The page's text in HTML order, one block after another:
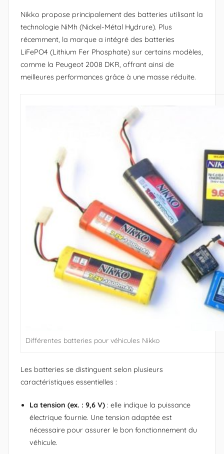
n
d
r
r
N
i
k
k
o
M
a
)
Nikko propose principalement des batteries utilisant la
technologie NiMh (Nickel-Métal Hydrure). Plus
récemment, la marque a intégré des batteries
LiFePO4 (Lithium Fer Phosphate) sur certains modèles,
comme la Peugeot 2008 DKR, offrant ainsi de
meilleures performances grâce à une masse réduite.
Différentes batteries pour véhicules Nikko
Les batteries se distinguent selon plusieurs
caractéristiques essentielles :
La tension (ex. : 9,6 V) : elle indique la puissance
électrique fournie. Une tension adaptée est
nécessaire pour assurer le bon fonctionnement du
véhicule.